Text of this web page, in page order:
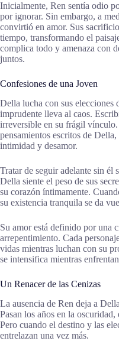
Inicialmente, Ren sentía odio
por ignorar. Sin embargo, a
convirtió en amor. Sus
tiempo, transformando el
complica todo y amenaza con
juntos.
Confesiones de una Joven
Della lucha con sus elecciones
imprudente lleva al caos.
irreversible en su frágil
pensamientos escritos de
intimidad y desamor.
Tratar de seguir adelante sin él
Della siente el peso de sus
su corazón íntimamente.
su existencia tranquila se da
Su amor está definido por una
arrepentimiento. Cada
vidas mientras luchan con su
se intensifica mientras
Un Renacer de las Cenizas
La ausencia de Ren deja a
Pasan los años en la
Pero cuando el destino y las
entrelazan una vez más.